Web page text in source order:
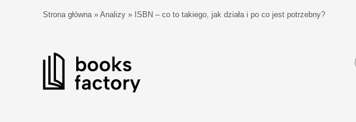
Strona główna» Analizy » ISBN – co to takiego, jak działa i po co jest potrzebny?